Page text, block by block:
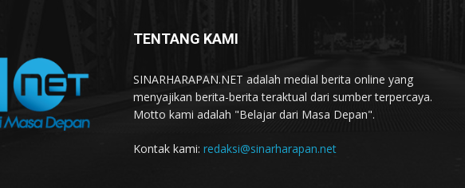
TENTANG KAMI
SINARHARAPAN.NET adalah medial berita online yang
menyajikan berita-berita teraktual dari sumber terpercaya.
Motto kami adalah "Belajar dari Masa Depan".
Kontak kami: redaksi@sinarharapan.net